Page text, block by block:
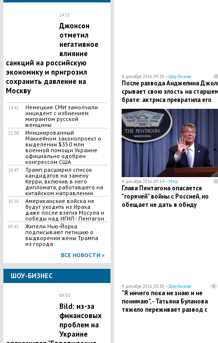
14:55
Джонсон
отметил
негативное
влияние
санкций на российскую
экономику и пригрозил
сохранить давление на
Москву
14:41
Немецкие СМИ замолчали
инцидент с избиением
мигрантом русской
женщины
11:58
Инициированный
Маккейном законопроект о
выделении $350 млн
военной помощи Украине
официально одобрен
конгрессом США
10:47
Трамп расширил список
кандидатов на замену
Керри, включив в него
дипломата, работавшего на
китайском направлении
10:30
Американские войска не
будут уходить из Ирака
даже после взятия Мосула и
победы над ИГИЛ - Пентагон
09:45
Жители Нью-Йорка
подписывают петицию о
выдворении жены Трампа
из города
ВСЕ НОВОСТИ »
ШОУ-БИЗНЕС
09:33
Bild: из-за
финансовых
проблем на
Украине
4 декабря 2016, 09:30 —Шоу-бизнес
После развода Анджелина
срывает свою злость на
брате: актриса превратила его
жизнь в ад - СМИ
4 декабря 2016, 09:14 —Мир
Глава Пентагона опасается
"горячей" войны с Россией, но
обещает не дать в обиду
4 декабря 2016, 08:30 —Шоу-бизнес
"Я ничего пока не знаю и не
понимаю", - Татьяна Буланова
тяжело переживает развод с